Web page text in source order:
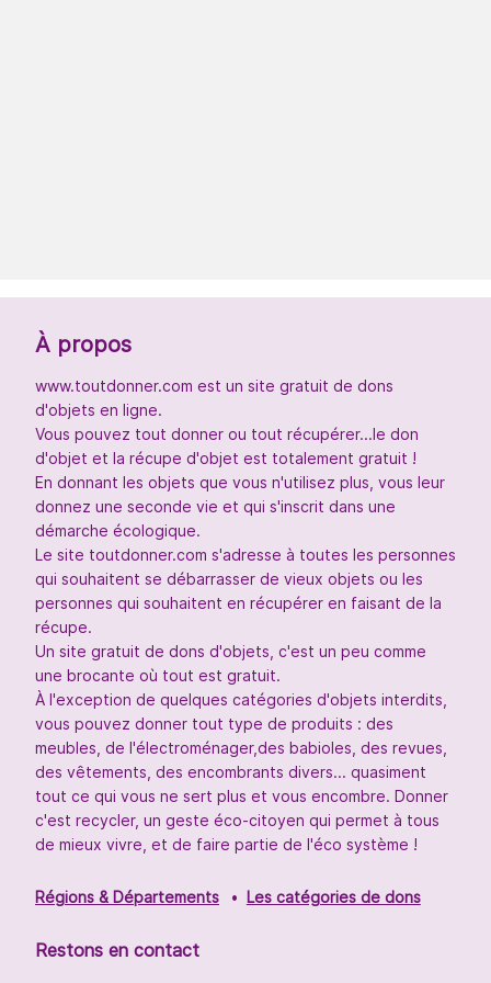
À propos
www.toutdonner.com est un site gratuit de dons
d'objets en ligne.
Vous pouvez tout donner ou tout récupérer...le don
d'objet et la récupe d'objet est totalement gratuit !
En donnant les objets que vous n'utilisez plus, vous leur
donnez une seconde vie et qui s'inscrit dans une
démarche écologique.
Le site toutdonner.com s'adresse à toutes les personnes
qui souhaitent se débarrasser de vieux objets ou les
personnes qui souhaitent en récupérer en faisant de la
récupe.
Un site gratuit de dons d'objets, c'est un peu comme
une brocante où tout est gratuit.
À l'exception de quelques catégories d'objets interdits,
vous pouvez donner tout type de produits : des
meubles, de l'électroménager,des babioles, des revues,
des vêtements, des encombrants divers... quasiment
tout ce qui vous ne sert plus et vous encombre. Donner
c'est recycler, un geste éco-citoyen qui permet à tous
de mieux vivre, et de faire partie de l'éco système !
Régions & Départements Les catégories de dons
Restons en contact